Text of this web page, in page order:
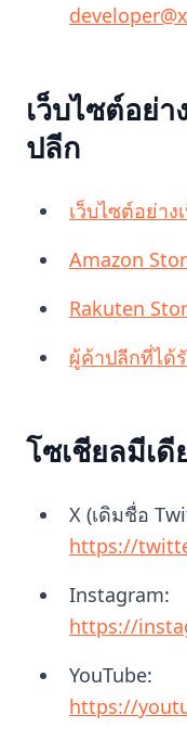
เว็บไซต์อย่
ปลีก
เว็บไซต์อย่าง
Amazon
Rakuten
ผู้ค้าปลีกที่ได้
โซเชียลมีเ
X (เดิมชื่อ
https://
Instagram:
https://
YouTube:
https://